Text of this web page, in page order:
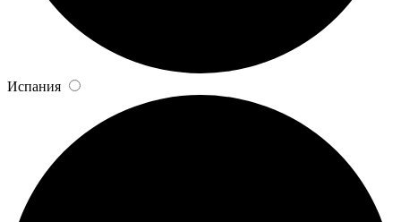
Испания